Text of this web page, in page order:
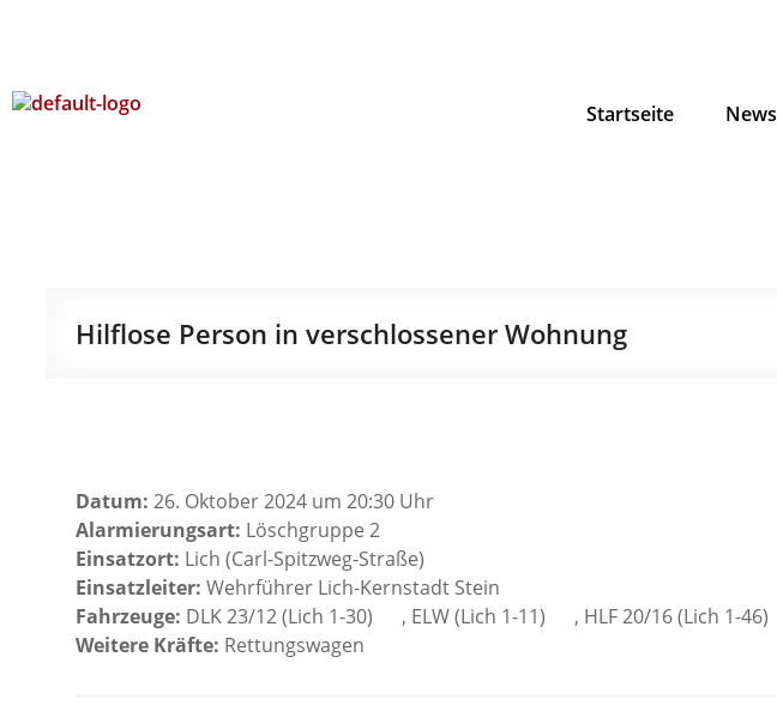
Startseite News
Hilflose Person in verschlossener Wohnung
Datum: 26. Oktober 2024 um 20:30 Uhr
Alarmierungsart: Löschgruppe 2
Einsatzort: Lich (Carl-Spitzweg-Straße)
Einsatzleiter: Wehrführer Lich-Kernstadt Stein
Fahrzeuge: DLK 23/12 (Lich 1-30) , ELW (Lich 1-11)
, HLF 20/16 (Lich 1-46)
Weitere Kräfte: Rettungswagen